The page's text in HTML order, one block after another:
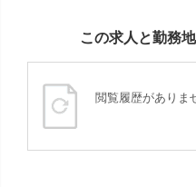
この求人と勤務
閲覧履歴がありま